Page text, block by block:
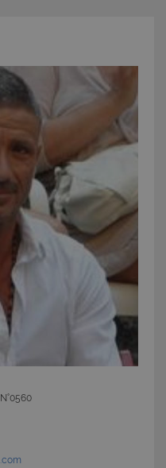
giorni